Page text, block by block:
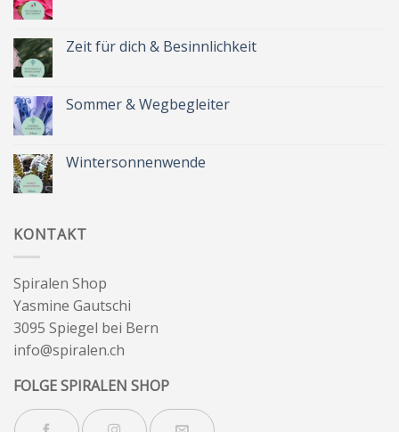
Spätsommer
&
Zeit für dich & Besinnlichkeit
Zeit
für
Sommer & Wegbegleiter
Sommer
&
Wintersonnenwende
KONTAKT
Spiralen Shop
Yasmine Gautschi
3095 Spiegel bei Bern
info@spiralen.ch
FOLGE SPIRALEN SHOP